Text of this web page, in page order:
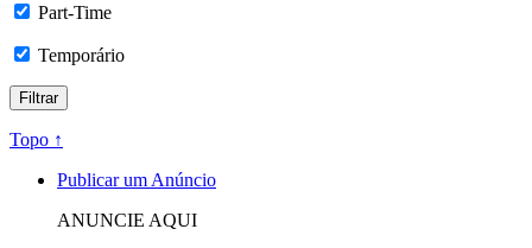
Part-Time
Temporário
Topo ↑
Publicar um Anúncio
ANUNCIE AQUI